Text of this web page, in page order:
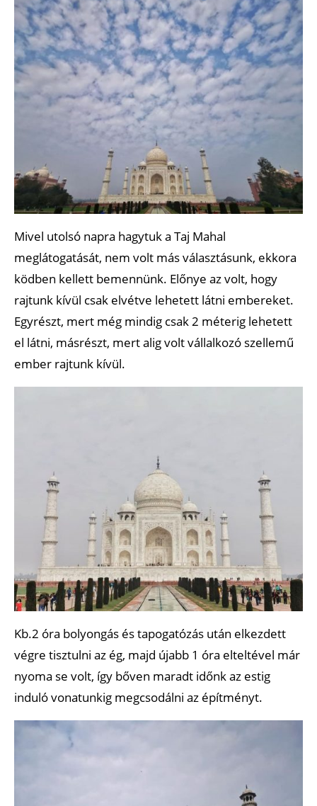
Mivel utolsó napra hagytuk a Taj Mahal
meglátogatását, nem volt más választásunk, ekkora
ködben kellett bemennünk. Előnye az volt, hogy
rajtunk kívül csak elvétve lehetett látni embereket.
Egyrészt, mert még mindig csak 2 méterig lehetett
el látni, másrészt, mert alig volt vállalkozó szellemű
ember rajtunk kívül.
Kb.2 óra bolyongás és tapogatózás után elkezdett
végre tisztulni az ég, majd újabb 1 óra elteltével már
nyoma se volt, így bőven maradt időnk az estig
induló vonatunkig megcsodálni az építményt.